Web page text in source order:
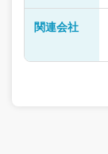
関連会社